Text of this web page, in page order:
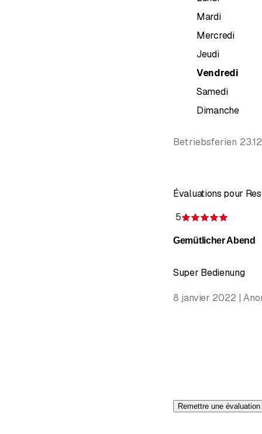
Mardi
Mercredi
Jeudi
Vendredi
Samedi
Dimanche
Betriebsferien
Évaluations pour
5
Gemütlicher Abend
Super Bedienung
8 janvier 2022 |
Remettre une évaluation